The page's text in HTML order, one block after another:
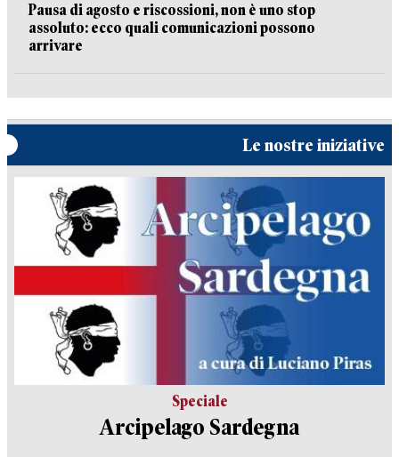
Pausa di agosto e riscossioni, non è uno stop
assoluto: ecco quali comunicazioni possono
arrivare
Le nostre iniziative
Speciale
Arcipelago Sardegna